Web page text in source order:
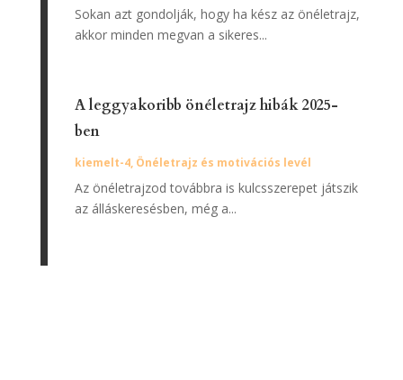
Sokan azt gondolják, hogy ha kész az önéletrajz,
akkor minden megvan a sikeres...
A leggyakoribb önéletrajz hibák 2025-
ben
kiemelt-4, Önéletrajz és motivációs levél
Az önéletrajzod továbbra is kulcsszerepet játszik
az álláskeresésben, még a...